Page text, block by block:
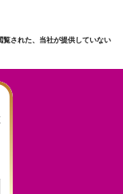
された、当社が提供していない